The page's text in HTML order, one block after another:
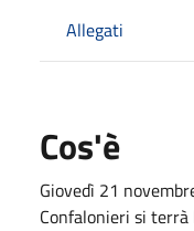
Allegati
Cos'è
Giovedì 21
Confalonieri si